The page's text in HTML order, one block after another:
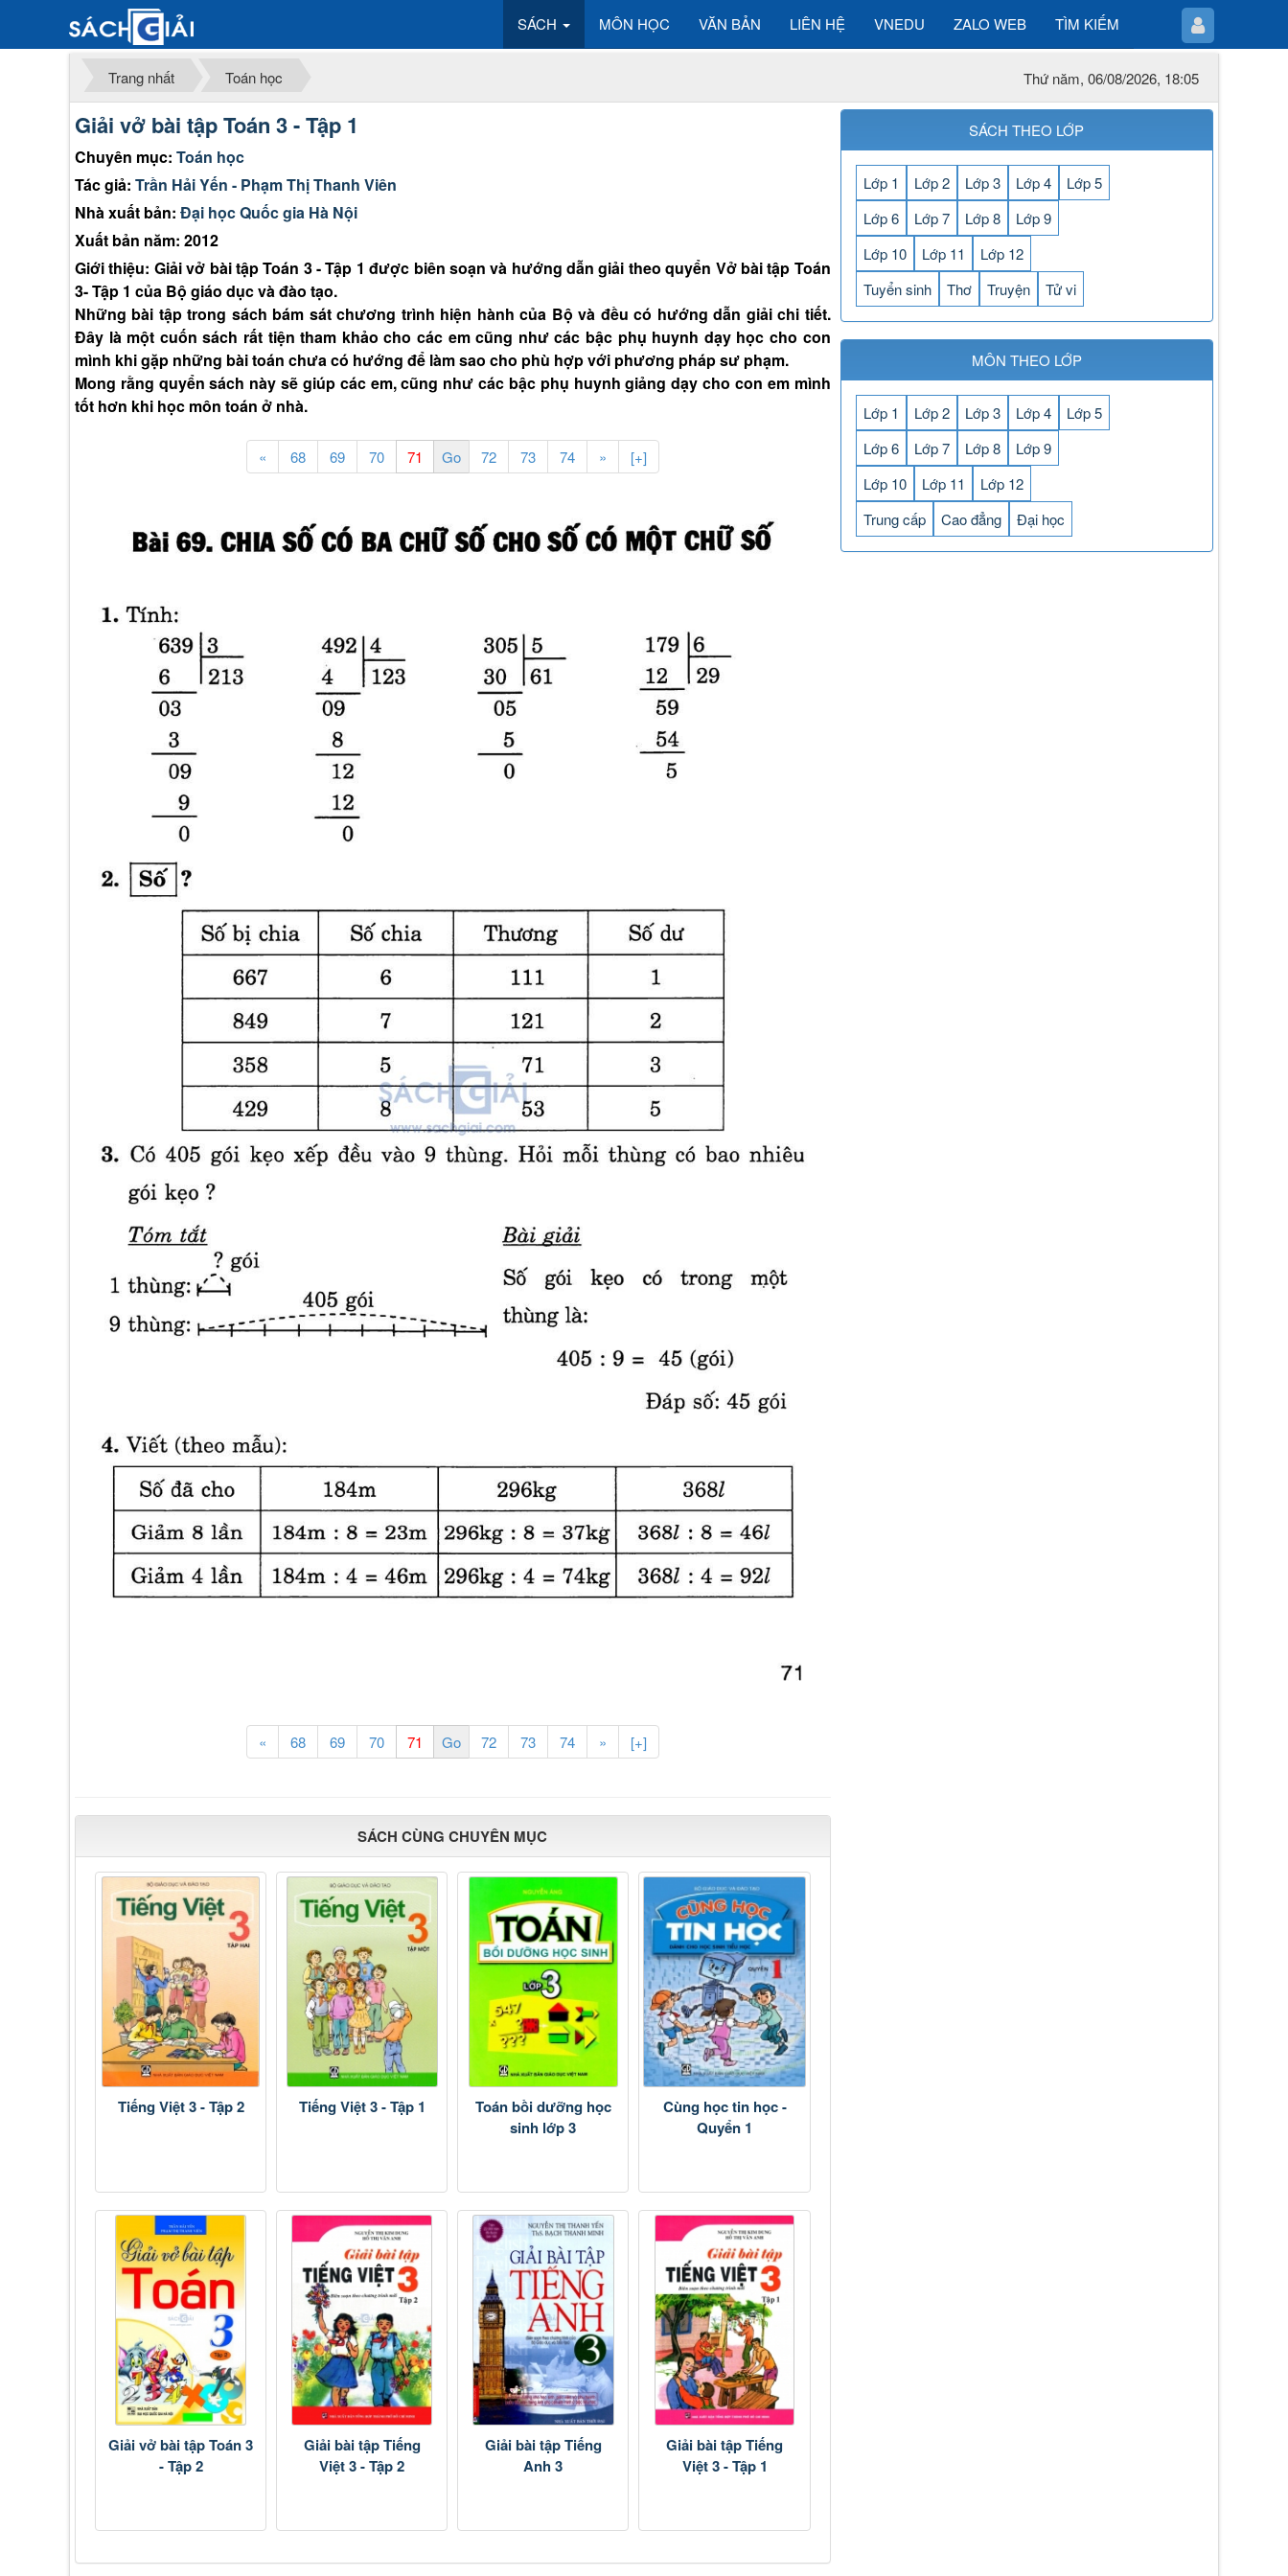
SÁCH MÔN HỌC VĂN BẢN LIÊN HỆ VNEDU ZALO WEB TÌM KIẾM
Trang nhất Toán học Thứ năm, 06/08/2026, 18:05
Giải vở bài tập Toán 3 - Tập 1
Chuyên mục: Toán học
Tác giả: Trần Hải Yến - Phạm Thị Thanh Viên
Nhà xuất bản: Đại học Quốc gia Hà Nội
Xuất bản năm: 2012
Giới thiệu: Giải vở bài tập Toán 3 - Tập 1 được biên soạn và hướng dẫn giải theo quyển Vở bài tập Toán
3- Tập 1 của Bộ giáo dục và đào tạo.
Những bài tập trong sách bám sát chương trình hiện hành của Bộ và đều có hướng dẫn giải chi tiết.
Đây là một cuốn sách rất tiện tham khảo cho các em cũng như các bậc phụ huynh dạy học cho con
mình khi gặp những bài toán chưa có hướng để làm sao cho phù hợp với phương pháp sư phạm.
Mong rằng quyển sách này sẽ giúp các em, cũng như các bậc phụ huynh giảng dạy cho con em mình
tốt hơn khi học môn toán ở nhà.
« 68 69 70 72 73 74 » [+]
« 68 69 70 72 73 74 » [+]
SÁCH CÙNG CHUYÊN MỤC
Tiếng Việt 3 - Tập 2 Tiếng Việt 3 - Tập 1
Toán bồi dưỡng học
sinh lớp 3
Cùng học tin học -
Quyển 1
Giải vở bài tập Toán 3
- Tập 2
Giải bài tập Tiếng
Việt 3 - Tập 2
Giải bài tập Tiếng
Anh 3
Giải bài tập Tiếng
Việt 3 - Tập 1
SÁCH THEO LỚP
Lớp 1 Lớp 2 Lớp 3 Lớp 4
Lớp 5
Lớp 6
Lớp 7 Lớp 8
Lớp 9
Lớp 10
Lớp 11
Lớp 12
Tuyển sinh
Thơ Truyện Tử vi
MÔN THEO LỚP
Lớp 1 Lớp 2 Lớp 3 Lớp 4
Lớp 5
Lớp 6
Lớp 7 Lớp 8
Lớp 9
Lớp 10
Lớp 11
Lớp 12
Trung cấp
Cao đẳng Đại học